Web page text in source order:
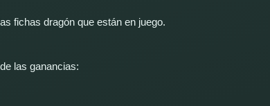
fichas dragón que están en juego.
las ganancias: